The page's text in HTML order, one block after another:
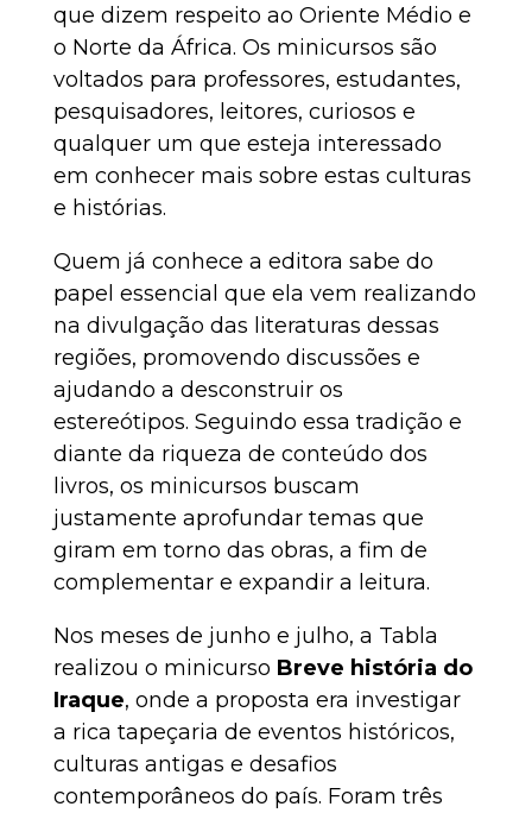
que dizem respeito ao Oriente Médio e
o Norte da África. Os minicursos são
voltados para professores, estudantes,
pesquisadores, leitores, curiosos e
qualquer um que esteja interessado
em conhecer mais sobre estas culturas
e histórias.
Quem já conhece a editora sabe do
papel essencial que ela vem realizando
na divulgação das literaturas dessas
regiões, promovendo discussões e
ajudando a desconstruir os
estereótipos. Seguindo essa tradição e
diante da riqueza de conteúdo dos
livros, os minicursos buscam
justamente aprofundar temas que
giram em torno das obras, a fim de
complementar e expandir a leitura.
Nos meses de junho e julho, a Tabla
realizou o minicurso Breve história do
Iraque, onde a proposta era investigar
a rica tapeçaria de eventos históricos,
culturas antigas e desafios
contemporâneos do país. Foram três